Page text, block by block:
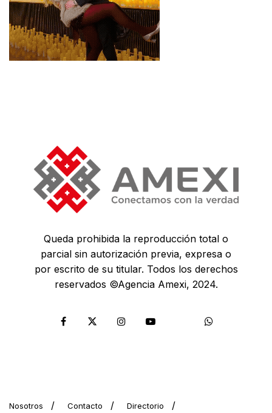
Queda prohibida la reproducción total o
parcial sin autorización previa, expresa o
por escrito de su titular. Todos los derechos
reservados ©Agencia Amexi, 2024.
Nosotros Contacto Directorio